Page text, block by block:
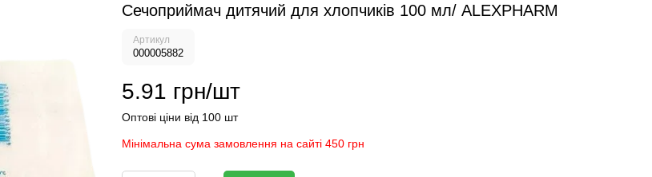
Сечоприймач дитячий для хлопчиків 100 мл/ ALEXPHARM
Артикул
000005882
5.91 грн/шт
Оптові ціни від 100 шт
Мінімальна сума замовлення на сайті 450 грн